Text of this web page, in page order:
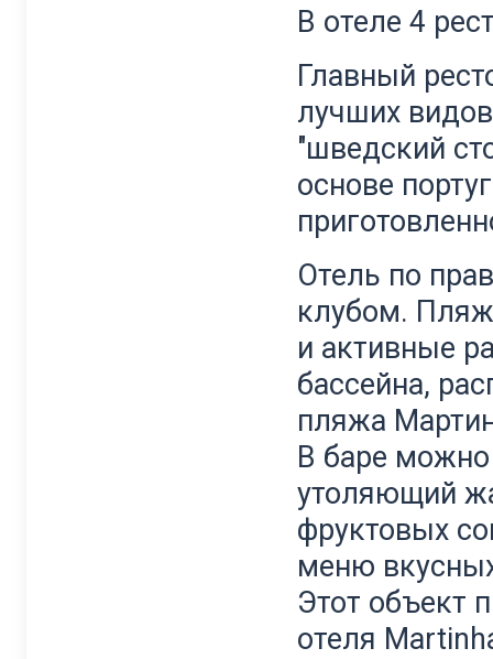
В отеле 4
Главный
лучших
"шведский
основе
Отель по
клубом.
и активные
бассейна,
пляжа
В баре
утоляющий
фруктовых
меню
Этот объект
отеля